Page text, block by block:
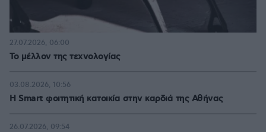
Το μέλλον της τεχνολογίας
27.07.2026, 06:00
Η Smart φοιτητική κατοικία στην καρδιά της Αθήνας
03.08.2026, 10:56
26.07.2026, 09:54